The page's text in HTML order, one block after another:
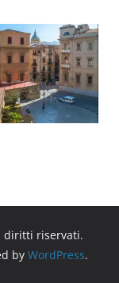
diritti riservati.
by WordPress.